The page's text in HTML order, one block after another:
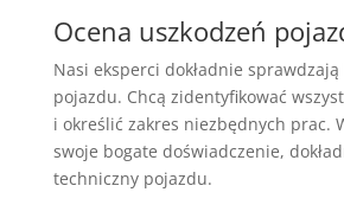
Ocena uszkodzeń
Nasi eksperci dokładnie
pojazdu. Chcą zidentyfikować
i określić zakres niezbędnych prac.
swoje bogate doświadczenie,
techniczny pojazdu.